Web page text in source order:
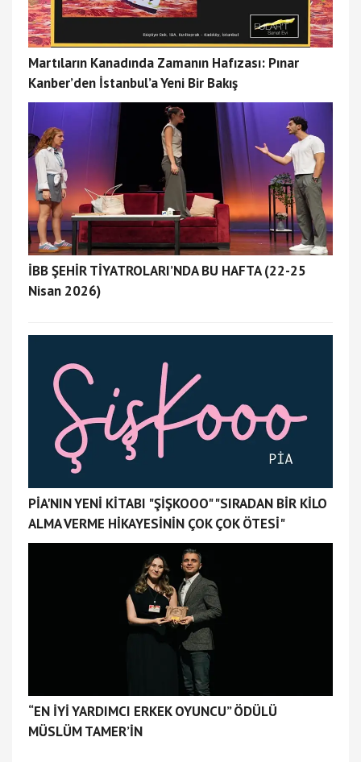
Martıların Kanadında Zamanın Hafızası: Pınar
Kanber’den İstanbul’a Yeni Bir Bakış
İBB ŞEHİR TİYATROLARI’NDA BU HAFTA (22-25
Nisan 2026)
PİA'NIN YENİ KİTABI "ŞİŞKOOO" "SIRADAN BİR KİLO
ALMA VERME HİKAYESİNİN ÇOK ÇOK ÖTESİ"
“EN İYİ YARDIMCI ERKEK OYUNCU” ÖDÜLÜ
MÜSLÜM TAMER’İN